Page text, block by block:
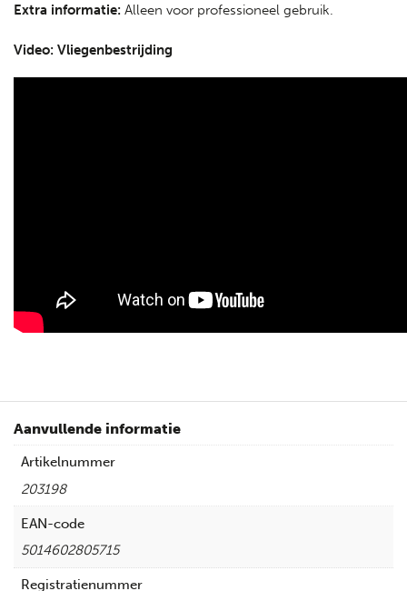
Extra informatie: Alleen voor professioneel gebruik.
Video: Vliegenbestrijding
Aanvullende informatie
Artikelnummer
203198
EAN-code
5014602805715
Registratienummer